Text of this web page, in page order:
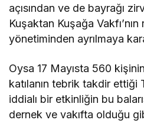
açısından ve de bayrağı
Kuşaktan Kuşağa
yönetiminden ayrılmaya
Oysa 17 Mayısta 560
katılanın tebrik takdir ettiği
iddialı bir etkinliğin bu
dernek ve vakıfta olduğu